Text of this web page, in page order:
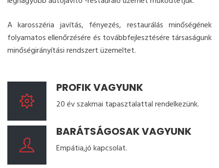
A karosszéria javítás, fényezés, restaurálás minőségének
folyamatos ellenőrzésére és továbbfejlesztésére társaságunk
minőségirányítási rendszert üzemeltet.
PROFIK VAGYUNK
20 év szakmai tapasztalattal rendelkezünk.
BARÁTSÁGOSAK VAGYUNK
Empátia,jó kapcsolat.